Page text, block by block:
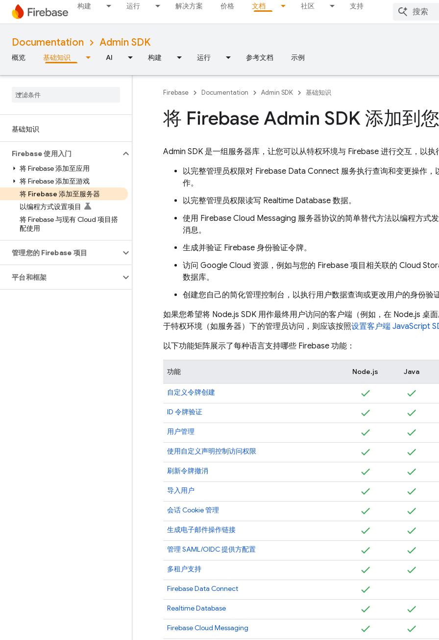
构建 运行 解决方案 价格 文档 社区 支持
Documentation Admin SDK
概览 基础知识 AI 构建 运行 参考文档 示例
基础知识
Firebase 使用入门
将 Firebase 添加至应用
将 Firebase 添加至游戏
将 Firebase 添加至服务器
以编程方式设置项目
将 Firebase 与现有 Cloud 项目搭
配使用
管理您的 Firebase 项目
平台和框架
Firebase Documentation Admin SDK 基础知识
将 Firebase Admin SDK 添加到
Admin SDK 是一组服务器库，让您可以从特权环境与 Firebase 进行交互，以执
以完整管理员权限对 Firebase Data Connect 服务执行查询和变更操作，
作。
以完整管理员权限读写 Realtime Database 数据。
使用 Firebase Cloud Messaging 服务器协议的简单替代方法以编程方式
消息。
生成并验证 Firebase 身份验证令牌。
访问 Google Cloud 资源，例如与您的 Firebase 项目相关联的 Cloud
数据库。
创建您自己的简化管理控制台，以执行用户数据查询或更改用户的身份验
如果您希望将 Node.js SDK 用作最终用户访问的客户端（例如，在 Node.js 桌
于特权环境（如服务器）下的管理员访问，则应该按照设置客户端 JavaScript
以下功能矩阵展示了每种语言支持哪些 Firebase 功能：
功能 Node.js Java
自定义令牌创建
ID 令牌验证
用户管理
使用自定义声明控制访问权限
刷新令牌撤消
导入用户
会话 Cookie 管理
生成电子邮件操作链接
管理 SAML/OIDC 提供方配置
多租户支持
Firebase Data Connect
Realtime Database
Firebase Cloud Messaging